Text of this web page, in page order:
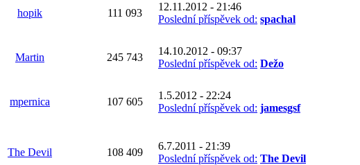
hopik 111 093
12.11.2012 - 21:46
Poslední příspěvek od: spachal
Martin 245 743
14.10.2012 - 09:37
Poslední příspěvek od: Dežo
mpernica 107 605
1.5.2012 - 22:24
Poslední příspěvek od: jamesgsf
The Devil 108 409
6.7.2011 - 21:39
Poslední příspěvek od: The Devil